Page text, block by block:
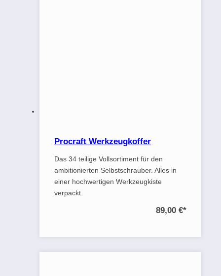
Procraft Werkzeugkoffer
Das 34 teilige Vollsortiment für den
ambitionierten Selbstschrauber. Alles in
einer hochwertigen Werkzeugkiste
verpackt.
89,00 €*